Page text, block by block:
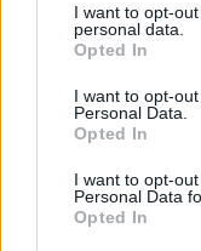
not limited to your
grant or deny
use your data for
consent section.
I want to opt-
personal data.
Opted In
I want to opt-
Personal Data.
Opted In
I want to opt-
Personal Data
Opted In
Elfelejtette
Regisztráció